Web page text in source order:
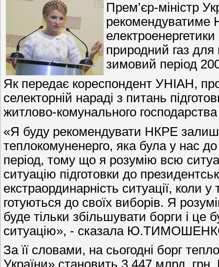
Прем’єр-міністр
рекомендуватиме
природний газ для
зимовий період
Як передає кореспондент УНІАН,
селекторній нараді з питань
житлово-комунального
«Я буду рекомендувати НКРЕ
теплокомуненерго, яка була у нас
період, тому що я розумію всю
ситуацію підготовки до
екстраординарність ситуації, коли
готуються до своїх виборів. Я
буде тільки збільшувати борги і
ситуацію», - сказала
За її словами, на сьогодні борг
України» становить 3,447 млрд.